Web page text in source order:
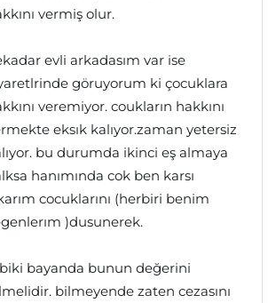
vermiş olur.
evli arkadasım var ise
göruyorum ki çocuklara
veremiyor. coukların hakkını
eksık kalıyor.zaman yetersiz
bu durumda ikinci eş almaya
hanımında cok ben karsı
cocuklarını (herbiri benim
)dusunerek.
bayanda bunun değerini
bilmeyende zaten cezasını